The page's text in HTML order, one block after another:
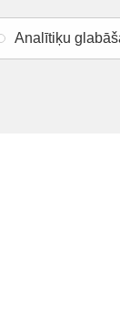
Analītiķu